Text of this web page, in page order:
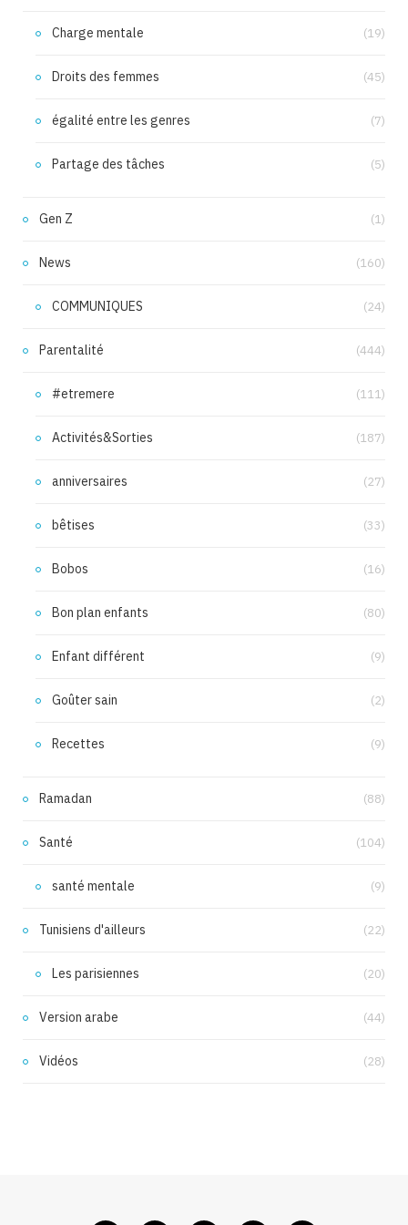
Charge mentale (19)
Droits des femmes (45)
égalité entre les genres (7)
Partage des tâches (5)
Gen Z (1)
News (160)
COMMUNIQUES (24)
Parentalité (444)
#etremere (111)
Activités&Sorties (187)
anniversaires (27)
bêtises (33)
Bobos (16)
Bon plan enfants (80)
Enfant différent (9)
Goûter sain (2)
Recettes (9)
Ramadan (88)
Santé (104)
santé mentale (9)
Tunisiens d'ailleurs (22)
Les parisiennes (20)
Version arabe (44)
Vidéos (28)